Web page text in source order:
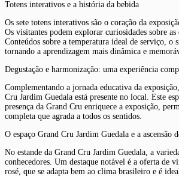
Totens interativos e a história da bebida
Os sete totens interativos são o coração da
Os visitantes podem explorar curiosidades sobre
Conteúdos sobre a temperatura ideal de serviço, o
tornando a aprendizagem mais dinâmica e
Degustação e harmonização: uma experiência
Complementando a jornada educativa da
Cru Jardim Guedala está presente no local. Este
presença da Grand Cru enriquece a exposição,
completa que agrada a todos os sentidos.
O espaço Grand Cru Jardim Guedala e a ascensão
No estande da Grand Cru Jardim Guedala, a
conhecedores. Um destaque notável é a oferta de
rosé, que se adapta bem ao clima brasileiro e é